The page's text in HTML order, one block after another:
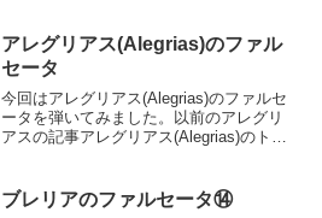
スパニッシュスケール...
アレグリアス(Alegrias)のファル
セータ
今回はアレグリアス(Alegrias)のファルセ
ータを弾いてみました。以前のアレグリ
アスの記事アレグリアス(Alegrias)のトレ
アレグリアスは12拍子の曲種です...
ブレリアのファルセータ⑭